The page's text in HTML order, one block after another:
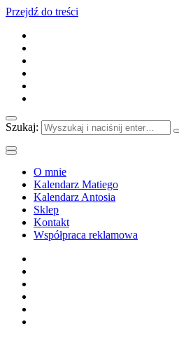
Przejdź do treści
Szukaj:
O mnie
Kalendarz Matiego
Kalendarz Antosia
Sklep
Kontakt
Współpraca reklamowa